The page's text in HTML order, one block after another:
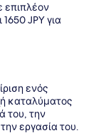
επιπλέον
JPY για
ενός
καταλύματος
του, την
εργασία του.